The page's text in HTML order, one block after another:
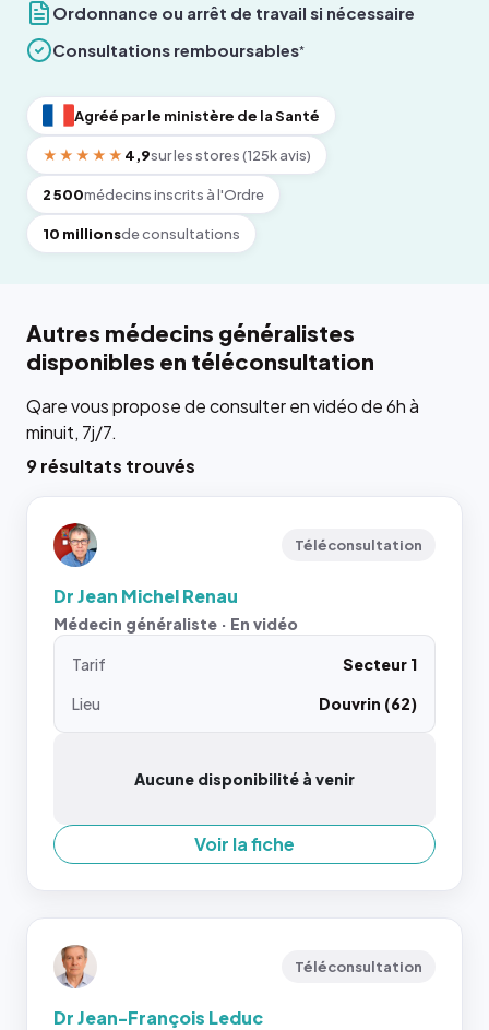
Ordonnance ou arrêt de travail si nécessaire
Consultations remboursables*
Agréé par le ministère de la Santé
★★★★★ 4,9sur les stores (125k avis)
2 500médecins inscrits à l'Ordre
10 millionsde consultations
Autres médecins généralistes
disponibles en téléconsultation
Qare vous propose de consulter en vidéo de 6h à
minuit, 7j/7.
9 résultats trouvés
Téléconsultation
Dr Jean Michel Renau
Médecin généraliste · En vidéo
Tarif
Secteur 1
Lieu
Douvrin (62)
Aucune disponibilité à venir
Voir la fiche
Téléconsultation
Dr Jean-François Leduc